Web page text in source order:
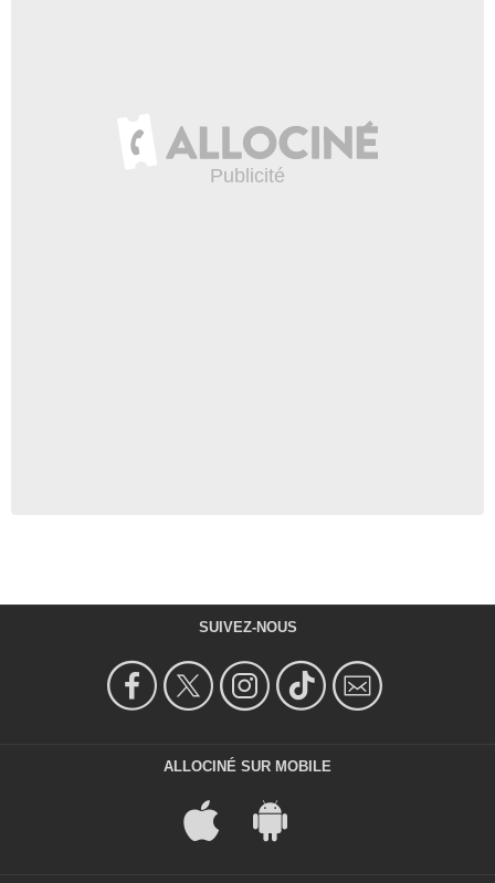
SUIVEZ-NOUS
ALLOCINÉ SUR MOBILE